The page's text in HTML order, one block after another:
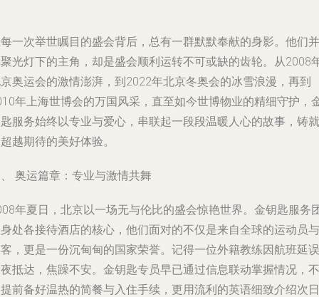
一次举世瞩目的盛会背后，总有一群默默奉献的身影。他们并
光灯下的主角，却是盛会顺利运转不可或缺的齿轮。从2008
奥运会的激情澎湃，到2022年北京冬奥会的冰雪浪漫，再到
年上海世博会的万国风采，直至如今世博物业的精细守护，
服务始终以专业与爱心，串联起一段段温暖人心的故事，铸就
越期待的美好体验。
奥运篇章：专业与激情共舞
年夏日，北京以一场无与伦比的盛会惊艳世界。金钥匙服务
处各接待酒店的核心，他们面对的不仅是来自全球的运动员与
，更是一份沉甸甸的国家荣誉。记得一位外籍教练因航班延误
抵达，焦躁不安。金钥匙专员早已通过信息联动掌握情况，不
前备好温热的简餐与入住手续，更用流利的英语细致介绍次日